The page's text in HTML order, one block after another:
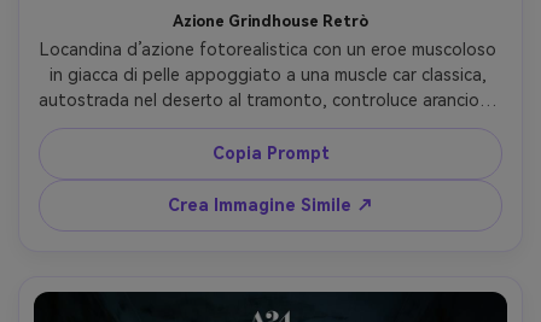
Azione Grindhouse Retrò
Locandina d’azione fotorealistica con un eroe muscoloso
in giacca di pelle appoggiato a una muscle car classica,
autostrada nel deserto al tramonto, controluce arancione
esplosivo, riflesso obiettivo, color grading vintage deciso,
dettagli di sudore e polvere, scattata con Sony A1 50mm
f/1.4, angolo basso, posa drammatica, texture halftone
da poster stampato ma ancora realistica, ampio spazio
negativo per titolo, bordo effetto carta strappata --ar
Copia Prompt
Crea Immagine Simile ↗